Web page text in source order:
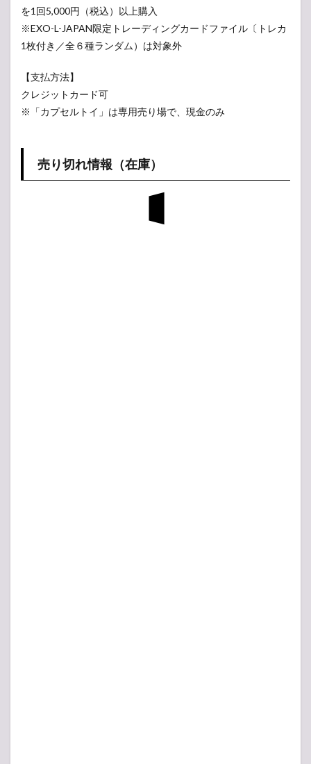
を1回5,000円（税込）以上購入
※EXO-L-JAPAN限定トレーディングカードファイル〔トレカ
1枚付き／全６種ランダム）は対象外
【支払方法】
クレジットカード可
※「カプセルトイ」は専用売り場で、現金のみ
売り切れ情報（在庫）